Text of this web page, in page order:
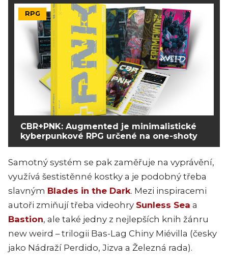
RPG
CBR+PNK: Augmented je minimalistické
kyberpunkové RPG určené na one-shoty
Samotný systém se pak zaměřuje na vyprávění,
využívá šestistěnné kostky a je podobný třeba
slavným Blades in the Dark. Mezi inspiracemi
autoři zmiňují třeba videohry Sunless Sea a
Bastion, ale také jedny z nejlepších knih žánru
new weird – trilogii Bas-Lag Chiny Miévilla (česky
jako Nádraží Perdido, Jizva a Železná rada).